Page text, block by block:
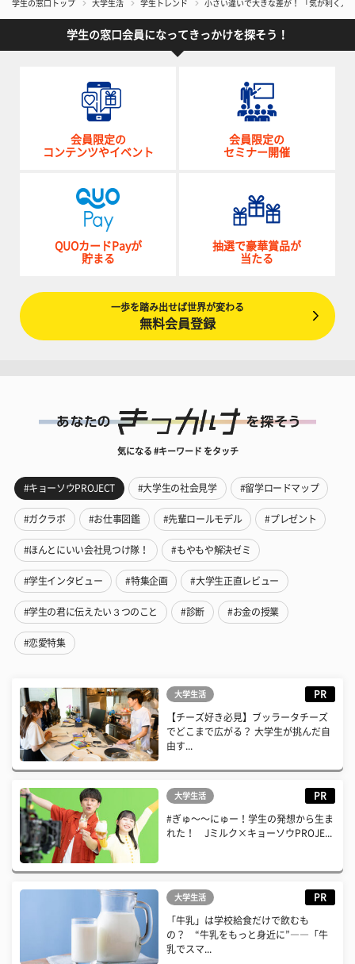
学生の窓口トップ 大学生活 学生トレンド 小さい違いで大きな差が！ 「気が利く人
学生の窓口会員になってきっかけを探そう！
会員限定の
コンテンツやイベント
会員限定の
セミナー開催
QUOカードPayが
貯まる
抽選で豪華賞品が
当たる
一歩を踏み出せば世界が変わる
無料会員登録
気になる #キーワード をタッチ
#キョーソウPROJECT #大学生の社会見学 #留学ロードマップ
#ガクラボ #お仕事図鑑 #先輩ロールモデル #プレゼント
#ほんとにいい会社見つけ隊！ #もやもや解決ゼミ
#学生インタビュー #特集企画 #大学生正直レビュー
#学生の君に伝えたい３つのこと #診断 #お金の授業
#恋愛特集
大学生活 PR
【チーズ好き必見】ブッラータチーズ
でどこまで広がる？ 大学生が挑んだ自
由す...
大学生活 PR
#ぎゅ〜〜にゅー！学生の発想から生ま
れた！ Jミルク×キョーソウPROJE...
大学生活 PR
「牛乳」は学校給食だけで飲むも
の？ “牛乳をもっと身近に”――「牛
乳でスマ...